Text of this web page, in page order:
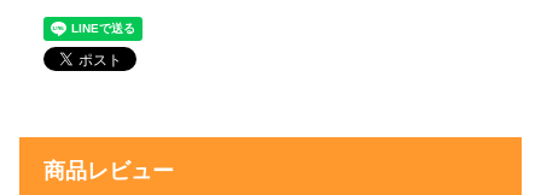
商品レビュー